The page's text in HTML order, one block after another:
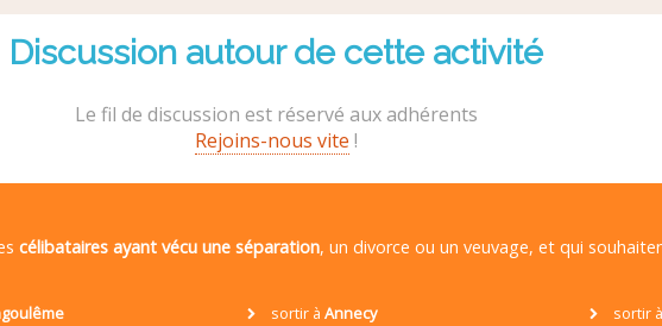
Discussion autour de cette activité
Le fil de discussion est réservé aux adhérents
Rejoins-nous vite !
célibataires ayant vécu une séparation, un divorce ou un veuvage, et qui
sortir à Annecy sortir à